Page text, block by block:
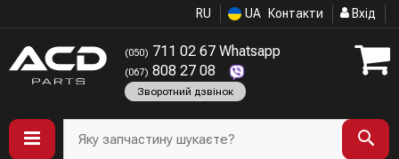
RU UA Контакти Вхід
(050) 711 02 67 Whatsapp
(067) 808 27 08
Зворотний дзвінок
Яку запчастину шукаєте?